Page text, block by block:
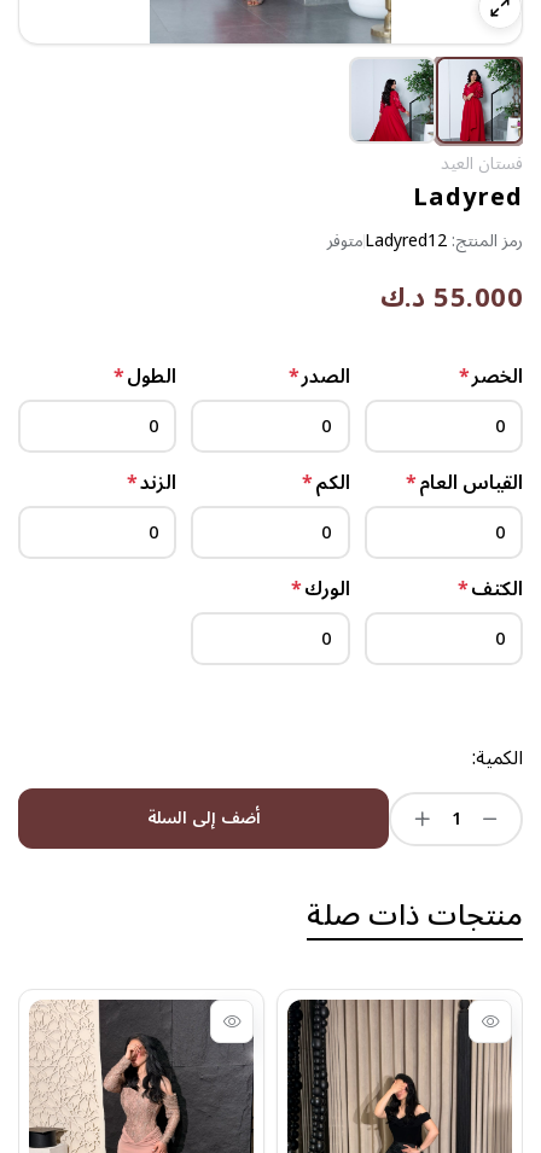
فستان العيد
Ladyred
رمز المنتج:Ladyred12متوفر
55.000 د.ك
الخصر* الصدر* الطول*
القياس العام* الكم* الزند*
الكتف* الورك*
الكمية:
أضف إلى السلة
منتجات ذات صلة